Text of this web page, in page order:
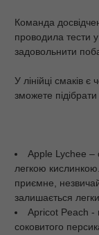
Команда
проводила тести
задовольнити
У лінійці смаків
зможете
Apple Lychee –
легкою
приємне,
залишається
Apricot Peach -
соковитого